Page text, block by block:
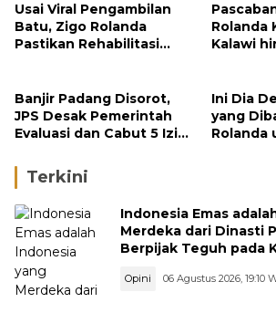
Usai Viral Pengambilan
Batu, Zigo Rolanda
Pastikan Rehabilitasi
Rolanda
Kalawi
Banjir Padang Disorot,
JPS Desak Pemerintah
Evaluasi dan Cabut 5 Izin
Ini Dia
yang
Rolanda
Terkini
Indonesia Emas
Merdeka dari Dinasti
Berpijak Teguh pada
Opini 06 Agustus 2026, 19:10